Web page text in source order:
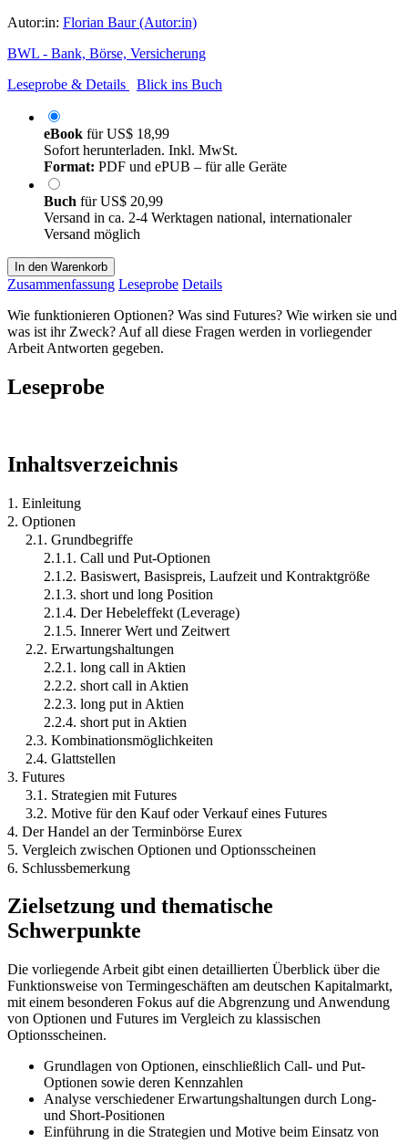
Autor:in: Florian Baur (Autor:in)
BWL - Bank, Börse, Versicherung
Leseprobe & Details
Blick ins Buch
eBook fürUS$ 18,99
Sofort herunterladen. Inkl. MwSt.
Format: PDF und ePUB – für alle Geräte
Buch fürUS$ 20,99
Versand in ca. 2-4 Werktagen national, internationaler
Versand möglich
In den Warenkorb
Zusammenfassung Leseprobe Details
Wie funktionieren Optionen? Was sind Futures? Wie wirken sie und
was ist ihr Zweck? Auf all diese Fragen werden in vorliegender
Arbeit Antworten gegeben.
Leseprobe
Inhaltsverzeichnis
1. Einleitung
2. Optionen
2.1. Grundbegriffe
2.1.1. Call und Put-Optionen
2.1.2. Basiswert, Basispreis, Laufzeit und Kontraktgröße
2.1.3. short und long Position
2.1.4. Der Hebeleffekt (Leverage)
2.1.5. Innerer Wert und Zeitwert
2.2. Erwartungshaltungen
2.2.1. long call in Aktien
2.2.2. short call in Aktien
2.2.3. long put in Aktien
2.2.4. short put in Aktien
2.3. Kombinationsmöglichkeiten
2.4. Glattstellen
3. Futures
3.1. Strategien mit Futures
3.2. Motive für den Kauf oder Verkauf eines Futures
4. Der Handel an der Terminbörse Eurex
5. Vergleich zwischen Optionen und Optionsscheinen
6. Schlussbemerkung
Zielsetzung und thematische
Schwerpunkte
Die vorliegende Arbeit gibt einen detaillierten Überblick über die
Funktionsweise von Termingeschäften am deutschen Kapitalmarkt,
mit einem besonderen Fokus auf die Abgrenzung und Anwendung
von Optionen und Futures im Vergleich zu klassischen
Optionsscheinen.
Grundlagen von Optionen, einschließlich Call- und Put-
Optionen sowie deren Kennzahlen
Analyse verschiedener Erwartungshaltungen durch Long-
und Short-Positionen
Einführung in die Strategien und Motive beim Einsatz von